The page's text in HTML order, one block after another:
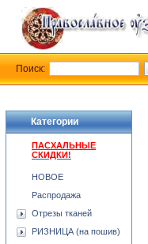
Категории
ПАСХАЛЬНЫЕ
СКИДКИ!
НОВОЕ
Распродажа
Отрезы тканей
РИЗНИЦА (на пошив)
Поиск: